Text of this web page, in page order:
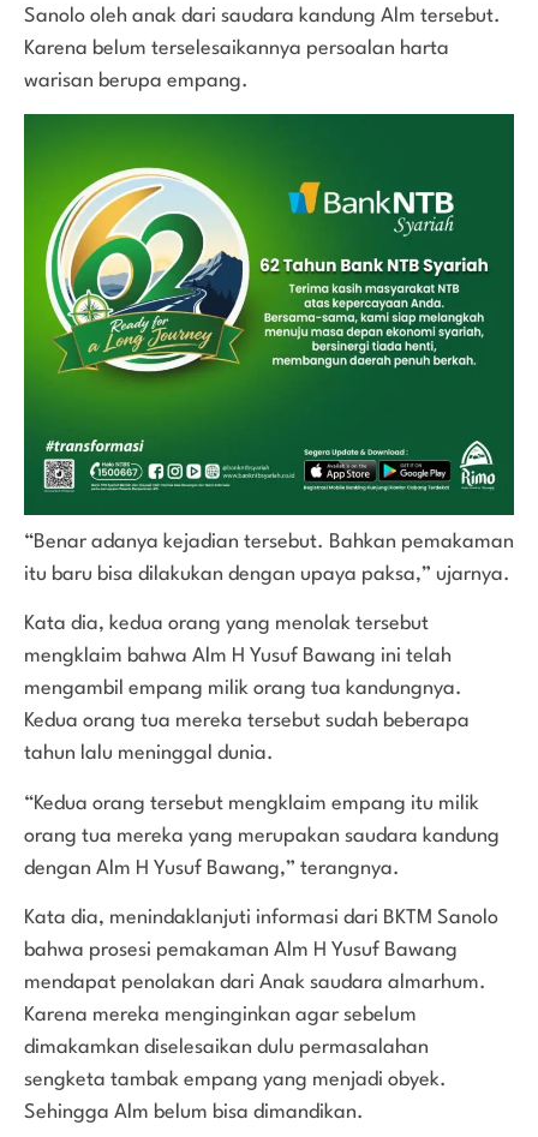
Sanolo oleh anak dari saudara kandung Alm tersebut.
Karena belum terselesaikannya persoalan harta
warisan berupa empang.
“Benar adanya kejadian tersebut. Bahkan pemakaman
itu baru bisa dilakukan dengan upaya paksa,” ujarnya.
Kata dia, kedua orang yang menolak tersebut
mengklaim bahwa Alm H Yusuf Bawang ini telah
mengambil empang milik orang tua kandungnya.
Kedua orang tua mereka tersebut sudah beberapa
tahun lalu meninggal dunia.
“Kedua orang tersebut mengklaim empang itu milik
orang tua mereka yang merupakan saudara kandung
dengan Alm H Yusuf Bawang,” terangnya.
Kata dia, menindaklanjuti informasi dari BKTM Sanolo
bahwa prosesi pemakaman Alm H Yusuf Bawang
mendapat penolakan dari Anak saudara almarhum.
Karena mereka menginginkan agar sebelum
dimakamkan diselesaikan dulu permasalahan
sengketa tambak empang yang menjadi obyek.
Sehingga Alm belum bisa dimandikan.